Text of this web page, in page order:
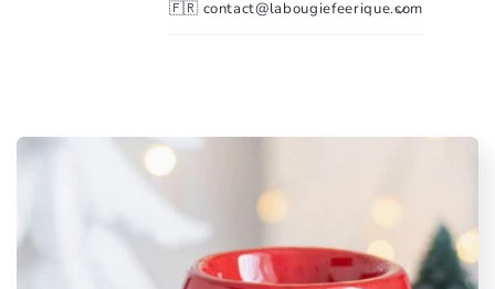
🇫🇷 contact@labougiefeerique.com